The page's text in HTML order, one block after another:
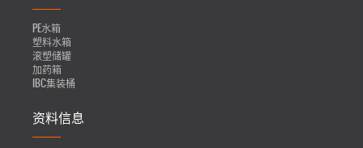
PE水箱
塑料水箱
滚塑储罐
加药箱
IBC集装桶
资料信息